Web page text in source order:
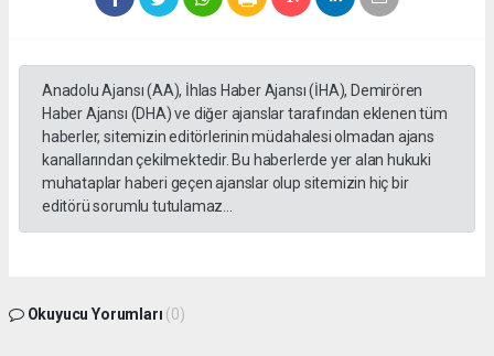
Anadolu Ajansı (AA), İhlas Haber Ajansı (İHA), Demirören
Haber Ajansı (DHA) ve diğer ajanslar tarafından eklenen tüm
haberler, sitemizin editörlerinin müdahalesi olmadan ajans
kanallarından çekilmektedir. Bu haberlerde yer alan hukuki
muhataplar haberi geçen ajanslar olup sitemizin hiç bir
editörü sorumlu tutulamaz...
Okuyucu Yorumları (0)